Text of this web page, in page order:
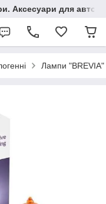
Аксесуари для авто
Лампи "BREVIA"